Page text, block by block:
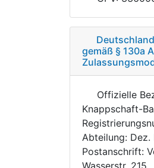
gemäß § 130a
Offizielle
Knappschaft-
Abteilung: Dez.
Postanschrift:
Wasserstr. 215